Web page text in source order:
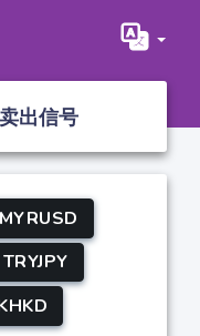
出信号
MYRUSD
TRYJPY